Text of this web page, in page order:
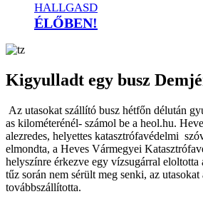
HALLGASD
ÉLŐBEN!
Kigyulladt egy busz
Az utasokat szállító busz hétfőn délután
as kilométerénél- számol be a heol.hu.
alezredes, helyettes katasztrófavédelmi
elmondta, a Heves Vármegyei
helyszínre érkezve egy vízsugárral eloltotta
tűz során nem sérült meg senki, az
továbbszállította.